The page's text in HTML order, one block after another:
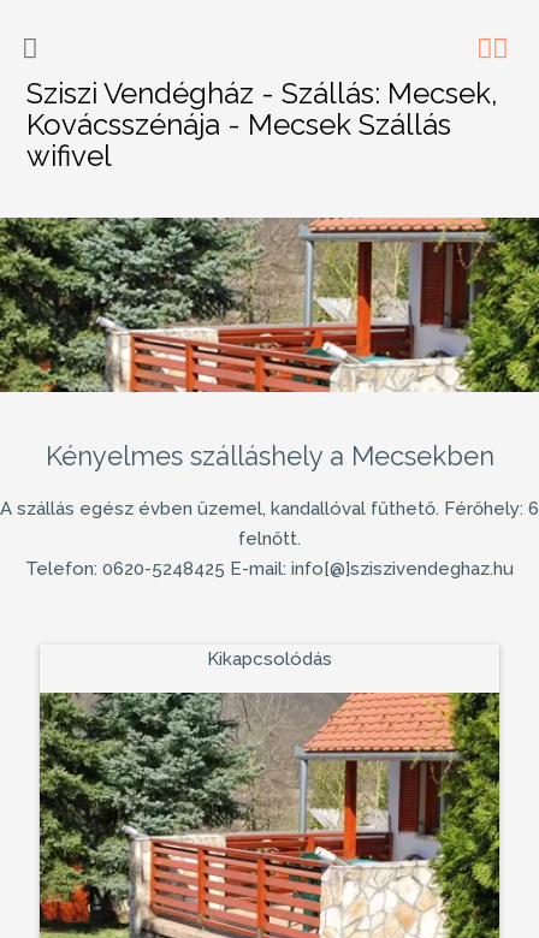
Sziszi Vendégház - Szállás: Mecsek,
Kovácsszénája - Mecsek Szállás
wifivel
Kényelmes szálláshely a Mecsekben
A szállás egész évben üzemel, kandallóval fűthető. Férőhely: 6
felnőtt.
Telefon: 0620-5248425 E-mail: info[@]sziszivendeghaz.hu
Kikapcsolódás